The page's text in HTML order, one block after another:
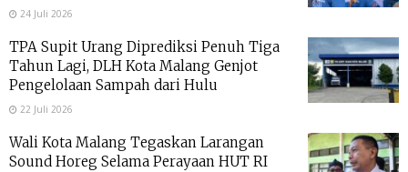
24 Juli 2026
TPA Supit Urang Diprediksi Penuh Tiga
Tahun Lagi, DLH Kota Malang Genjot
Pengelolaan Sampah dari Hulu
22 Juli 2026
Wali Kota Malang Tegaskan Larangan
Sound Horeg Selama Perayaan HUT RI